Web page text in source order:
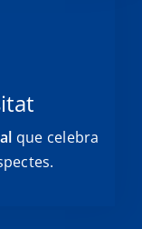
que celebra